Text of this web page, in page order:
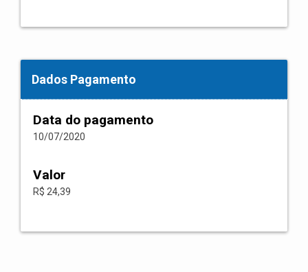
Dados Pagamento
Data do pagamento
10/07/2020
Valor
R$ 24,39